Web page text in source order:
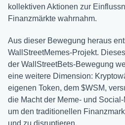
kollektiven Aktionen zur
Finanzmärkte wahrnahm.
Aus dieser Bewegung heraus
WallStreetMemes-Projekt.
der WallStreetBets-Bewegung
eine weitere Dimension:
eigenen Token, dem $WSM,
die Macht der Meme- und
um den traditionellen
und zu disruptieren.